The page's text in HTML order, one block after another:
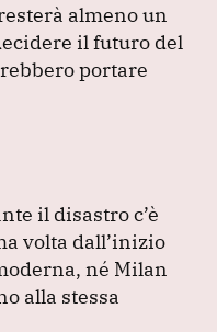
almeno un
il futuro del
portare
il disastro c’è
volta dall’inizio
né Milan
alla stessa